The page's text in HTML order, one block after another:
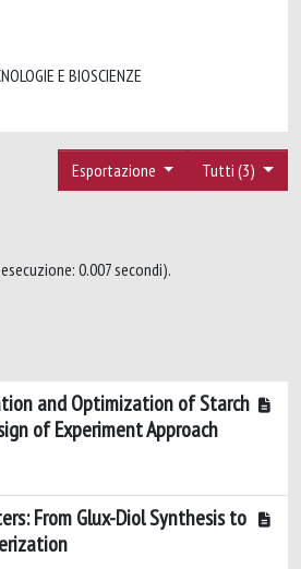
E BIOSCIENZE
Tutti (3)
Esportazione
0.007 secondi).
and Optimization of Starch
of Experiment Approach
From Glux-Diol Synthesis to